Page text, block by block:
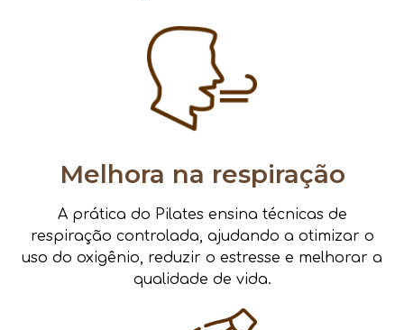
Melhora na respiração
A prática do Pilates ensina técnicas de
respiração controlada, ajudando a otimizar o
uso do oxigênio, reduzir o estresse e melhorar a
qualidade de vida.